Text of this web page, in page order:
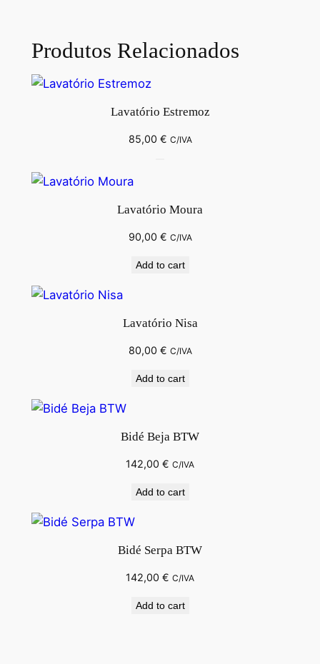
Produtos Relacionados
Lavatório Estremoz
85,00 € C/IVA
Lavatório Moura
90,00 € C/IVA
Add to cart
Lavatório Nisa
80,00 € C/IVA
Add to cart
Bidé Beja BTW
142,00 € C/IVA
Add to cart
Bidé Serpa BTW
142,00 € C/IVA
Add to cart